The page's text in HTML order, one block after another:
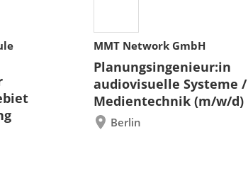
MMT Network GmbH
Planungsingenieur:in
audiovisuelle Systeme /
Medientechnik (m/w/d)
Berlin